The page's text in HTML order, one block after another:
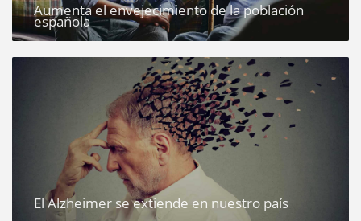
Aumenta el envejecimiento de la población
española
El Alzheimer se extiende en nuestro país